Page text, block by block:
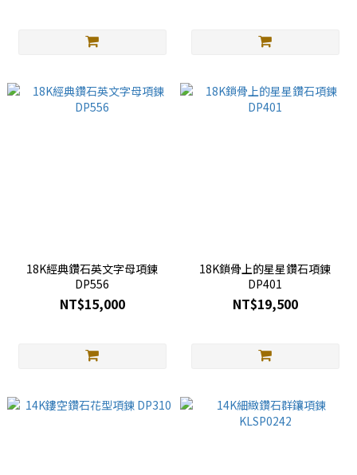
18K經典鑽石英文字母項鍊
DP556
NT$15,000
18K鎖骨上的星星鑽石項鍊
DP401
NT$19,500